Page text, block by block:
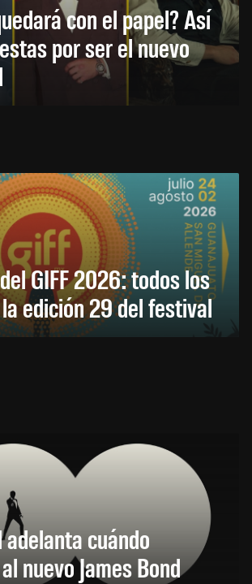
con el papel? Así
por ser el nuevo
GIFF 2026: todos los
edición 29 del festival
cuándo
nuevo James Bond